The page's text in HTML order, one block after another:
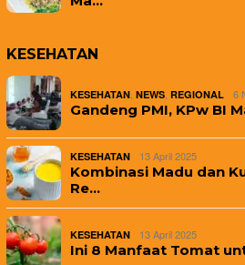
KESEHATAN
KESEHATAN NEWS REGIONAL 6
Gandeng PMI, KPw BI
KESEHATAN 13 April 2025
Kombinasi Madu dan
Re…
KESEHATAN 13 April 2025
Ini 8 Manfaat Tomat